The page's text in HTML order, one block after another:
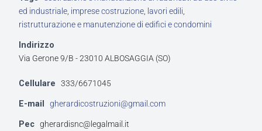
ed industriale, imprese costruzione, lavori edili,
ristrutturazione e manutenzione di edifici e condomini
Indirizzo
Via Gerone 9/B - 23010 ALBOSAGGIA (SO)
Cellulare 333/6671045
E-mail gherardicostruzioni@gmail.com
Pec gherardisnc@legalmail.it